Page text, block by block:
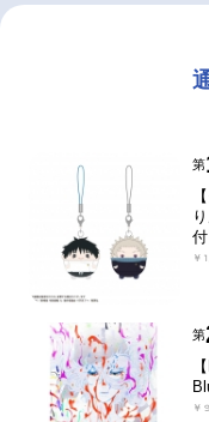
第
付
￥
第
￥